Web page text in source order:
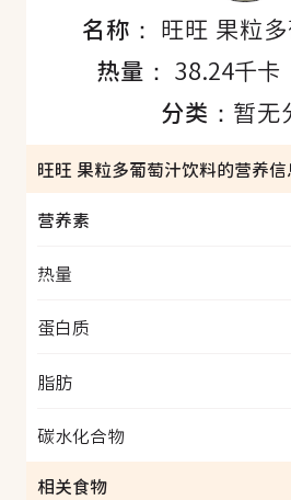
名称： 旺旺 果粒
热量：38.24千卡
分类： 暂无
旺旺 果粒多葡萄汁饮料的营养信
营养素
热量
蛋白质
脂肪
碳水化合物
相关食物